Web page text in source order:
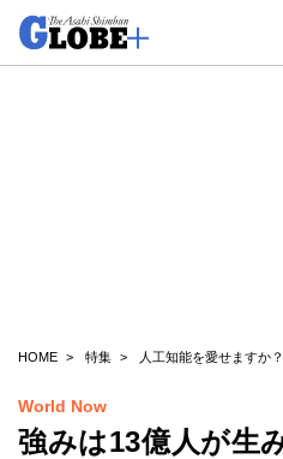
HOME 特集 人工知能を愛せますか？
World Now
強みは13億人が